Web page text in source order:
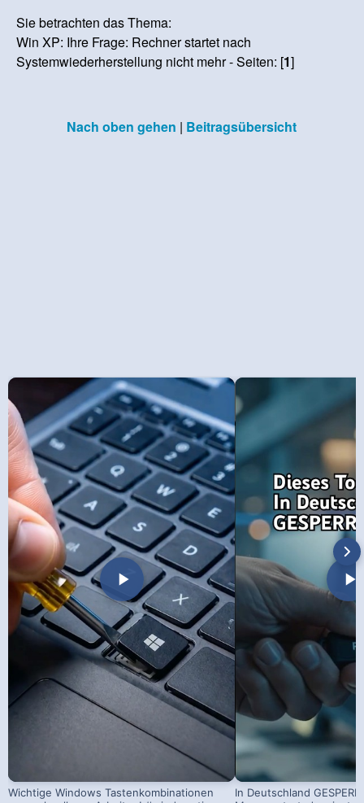
Sie betrachten das Thema:
Win XP: Ihre Frage: Rechner startet nach
Systemwiederherstellung nicht mehr - Seiten: [1]
Nach oben gehen | Beitragsübersicht
Wichtige Windows Tastenkombinationen
In Deutschland